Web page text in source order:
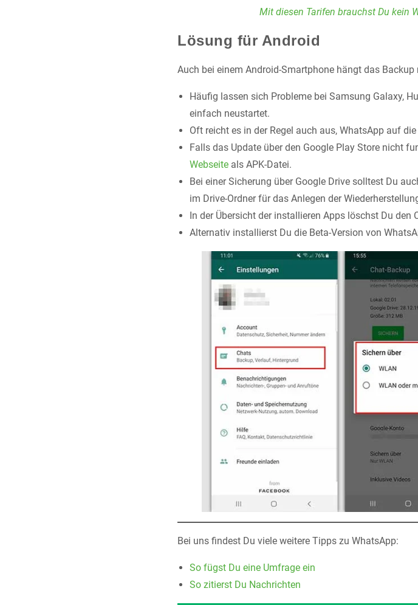
Mit diesen Tarifen brauchst Du kein
Lösung für Android
Auch bei einem Android-Smartphone hängt das Backup
Häufig lassen sich Probleme bei Samsung Galaxy,
einfach neustartet.
Oft reicht es in der Regel auch aus, WhatsApp auf
Falls das Update über den Google Play Store nicht
Webseite als APK-Datei.
Bei einer Sicherung über Google Drive solltest Du
im Drive-Ordner für das Anlegen der
In der Übersicht der installieren Apps löschst Du den
Alternativ installierst Du die Beta-Version von
Bei uns findest Du viele weitere Tipps zu WhatsApp:
So fügst Du eine Umfrage ein
So zitierst Du Nachrichten